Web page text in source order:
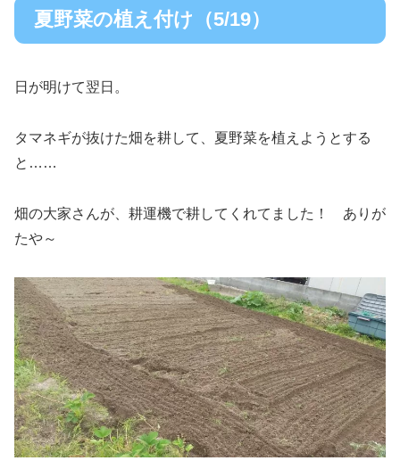
夏野菜の植え付け（5/19）
日が明けて翌日。
タマネギが抜けた畑を耕して、夏野菜を植えようとする
と……
畑の大家さんが、耕運機で耕してくれてました！ ありが
たや～